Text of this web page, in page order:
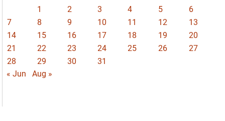
1 2 3 4 5
6
7
8 9 10 11 12
13
14
15 16 17 18 19
20
21
22 23 24 25 26
27
28
29 30
31
« Jun
Aug »